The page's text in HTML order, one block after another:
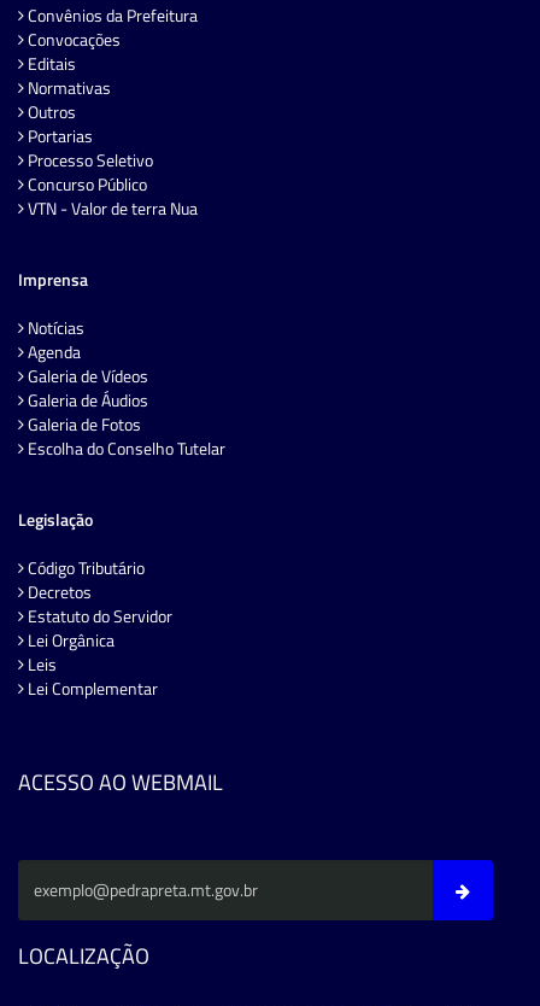
Convênios da Prefeitura
Convocações
Editais
Normativas
Outros
Portarias
Processo Seletivo
Concurso Público
VTN - Valor de terra Nua
Imprensa
Notícias
Agenda
Galeria de Vídeos
Galeria de Áudios
Galeria de Fotos
Escolha do Conselho Tutelar
Legislação
Código Tributário
Decretos
Estatuto do Servidor
Lei Orgânica
Leis
Lei Complementar
ACESSO AO WEBMAIL
LOCALIZAÇÃO